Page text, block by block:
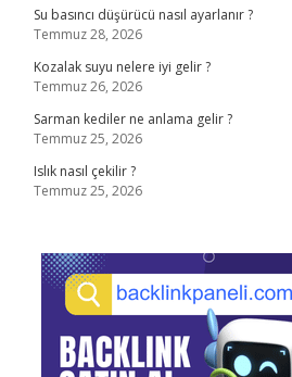
Su basıncı düşürücü nasıl ayarlanır ?
Temmuz 28, 2026
Kozalak suyu nelere iyi gelir ?
Temmuz 26, 2026
Sarman kediler ne anlama gelir ?
Temmuz 25, 2026
Islık nasıl çekilir ?
Temmuz 25, 2026